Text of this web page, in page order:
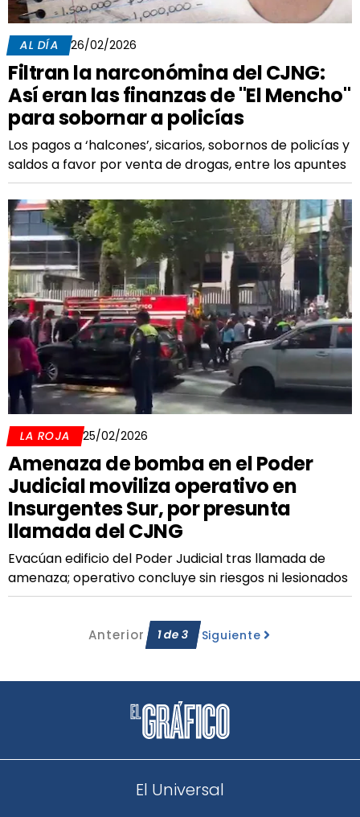
AL DÍA 26/02/2026
Filtran la narconómina del CJNG:
Así eran las finanzas de "El Mencho"
para sobornar a policías
Los pagos a ‘halcones’, sicarios, sobornos de policías y
saldos a favor por venta de drogas, entre los apuntes
LA ROJA 25/02/2026
Amenaza de bomba en el Poder
Judicial moviliza operativo en
Insurgentes Sur, por presunta
llamada del CJNG
Evacúan edificio del Poder Judicial tras llamada de
amenaza; operativo concluye sin riesgos ni lesionados
Anterior 1de3 Siguiente
El Universal